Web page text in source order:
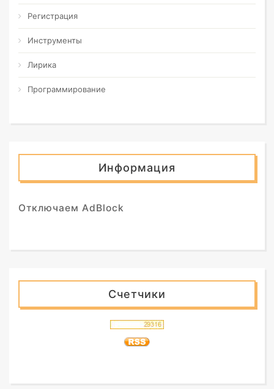
Регистрация
Инструменты
Лирика
Программирование
Информация
Отключаем AdBlock
Счетчики